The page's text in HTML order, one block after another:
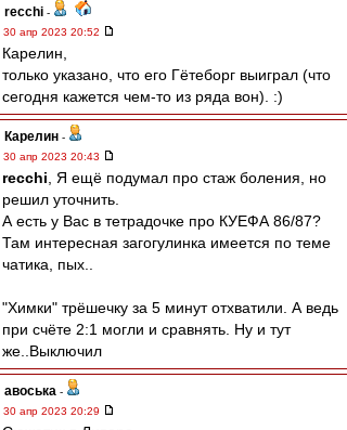
recchi -
30 апр 2023 20:52
Карелин,
только указано, что его Гётеборг выиграл (что
сегодня кажется чем-то из ряда вон). :)
Карелин -
30 апр 2023 20:43
recchi , Я ещё подумал про стаж боления, но
решил уточнить.
А есть у Вас в тетрадочке про КУЕФА 86/87?
Там интересная загогулинка имеется по теме
чатика, пых..
"Химки" трёшечку за 5 минут отхватили. А ведь
при счёте 2:1 могли и сравнять. Ну и тут
же..Выключил
авоська -
30 апр 2023 20:29